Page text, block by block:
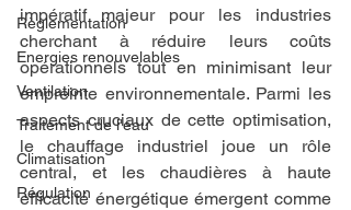
Règlementation
Energies renouvelables
Ventilation
Traitement de l'eau
Climatisation
Régulation
impératif majeur pour les industries
cherchant à réduire leurs coûts
opérationnels tout en minimisant leur
empreinte environnementale. Parmi les
aspects cruciaux de cette optimisation,
le chauffage industriel joue un rôle
central, et les chaudières à haute
efficacité énergétique émergent comme